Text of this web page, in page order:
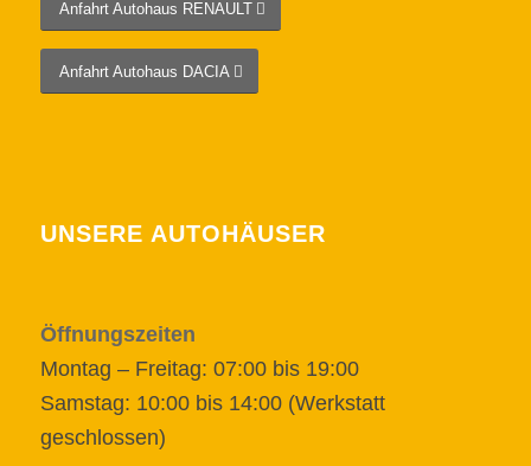
Anfahrt Autohaus RENAULT
Anfahrt Autohaus DACIA
UNSERE AUTOHÄUSER
Öffnungszeiten
Montag – Freitag: 07:00 bis 19:00
Samstag: 10:00 bis 14:00 (Werkstatt
geschlossen)